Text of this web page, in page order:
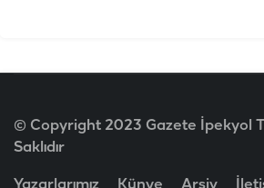
© Copyright 2023 Gazete İpekyol
Saklıdır